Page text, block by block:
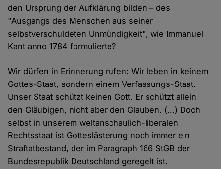
den Ursprung der Aufklärung bilden – des
"Ausgangs des Menschen aus seiner
selbstverschuldeten Unmündigkeit", wie Immanuel
Kant anno 1784 formulierte?
Wir dürfen in Erinnerung rufen: Wir leben in keinem
Gottes-Staat, sondern einem Verfassungs-Staat.
Unser Staat schützt keinen Gott. Er schützt allein
den Gläubigen, nicht aber den Glauben. (...) Doch
selbst in unserem weltanschaulich-liberalen
Rechtsstaat ist Gotteslästerung noch immer ein
Straftatbestand, der im Paragraph 166 StGB der
Bundesrepublik Deutschland geregelt ist.